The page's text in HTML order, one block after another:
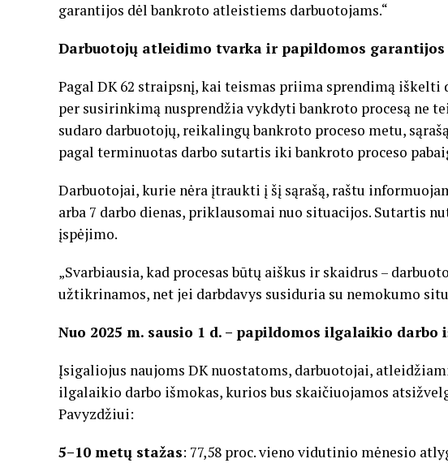
garantijos dėl bankroto atleistiems darbuotojams.“
Darbuotojų atleidimo tvarka ir papildomos garantijos
Pagal DK 62 straipsnį, kai teismas priima sprendimą
per susirinkimą nusprendžia vykdyti bankroto procesą ne
sudaro darbuotojų, reikalingų bankroto proceso metu,
pagal terminuotas darbo sutartis iki bankroto proceso
Darbuotojai, kurie nėra įtraukti į šį sąrašą, raštu
arba 7 darbo dienas, priklausomai nuo situacijos. Sutartis
įspėjimo.
„Svarbiausia, kad procesas būtų aiškus ir skaidrus –
užtikrinamos, net jei darbdavys susiduria su nemokumo
Nuo 2025 m. sausio 1 d. – papildomos ilgalaikio darbo
Įsigaliojus naujoms DK nuostatoms, darbuotojai,
ilgalaikio darbo išmokas, kurios bus skaičiuojamos
Pavyzdžiui:
5–10 metų stažas: 77,58 proc. vieno vidutinio mėnesio